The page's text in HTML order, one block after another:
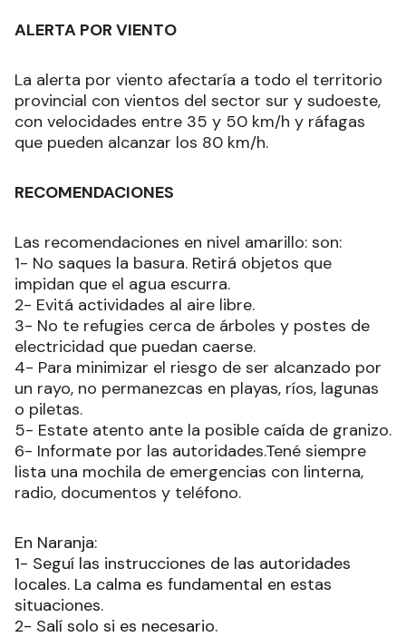
ALERTA POR VIENTO
La alerta por viento afectaría a todo el territorio
provincial con vientos del sector sur y sudoeste,
con velocidades entre 35 y 50 km/h y ráfagas
que pueden alcanzar los 80 km/h.
RECOMENDACIONES
Las recomendaciones en nivel amarillo: son:
1- No saques la basura. Retirá objetos que
impidan que el agua escurra.
2- Evitá actividades al aire libre.
3- No te refugies cerca de árboles y postes de
electricidad que puedan caerse.
4- Para minimizar el riesgo de ser alcanzado por
un rayo, no permanezcas en playas, ríos, lagunas
o piletas.
5- Estate atento ante la posible caída de granizo.
6- Informate por las autoridades.Tené siempre
lista una mochila de emergencias con linterna,
radio, documentos y teléfono.
En Naranja:
1- Seguí las instrucciones de las autoridades
locales. La calma es fundamental en estas
situaciones.
2- Salí solo si es necesario.